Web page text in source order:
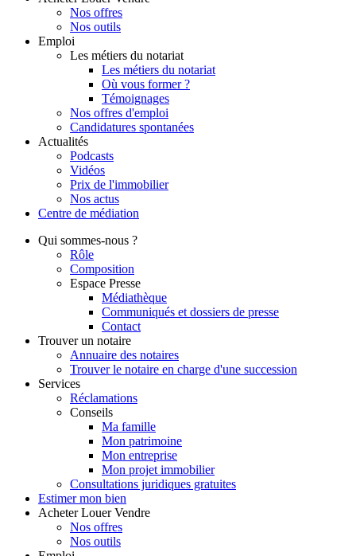
Nos offres
Nos outils
Emploi
Les métiers du notariat
Les métiers du notariat
Où vous former ?
Témoignages
Nos offres d'emploi
Candidatures spontanées
Actualités
Podcasts
Vidéos
Prix de l'immobilier
Nos actus
Centre de médiation
Qui sommes-nous ?
Rôle
Composition
Espace Presse
Médiathèque
Communiqués et dossiers de presse
Contact
Trouver un notaire
Annuaire des notaires
Trouver le notaire en charge d'une succession
Services
Réclamations
Conseils
Ma famille
Mon patrimoine
Mon entreprise
Mon projet immobilier
Consultations juridiques gratuites
Estimer mon bien
Acheter Louer Vendre
Nos offres
Nos outils